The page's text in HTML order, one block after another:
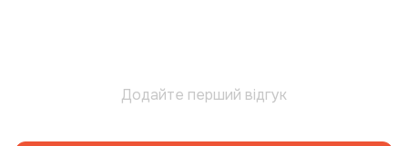
Додайте перший відгук